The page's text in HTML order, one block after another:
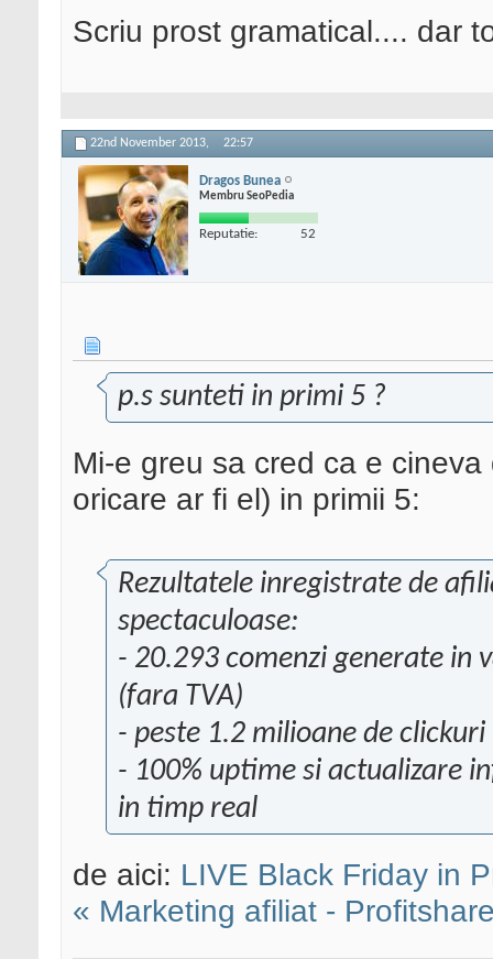
Scriu prost gramatical.... dar
22nd November 2013, 22:57
Dragos Bunea
Membru SeoPedia
Reputatie: 52
p.s sunteti in primi 5 ?
Mi-e greu sa cred ca e
oricare ar fi el) in primii 5:
Rezultatele inregistrate de
spectaculoase:
- 20.293 comenzi generate in
(fara TVA)
- peste 1.2 milioane de
- 100% uptime si actualizare
in timp real
de aici: LIVE Black Friday in
« Marketing afiliat -